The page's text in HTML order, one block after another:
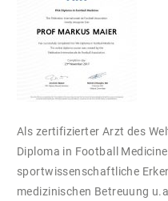
Als zertifizierter Arzt des
Diploma in Football
sportwissenschaftliche
medizinischen Betreuung